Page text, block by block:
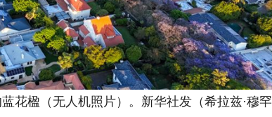
楹（无人机照片）。新华社发（希拉兹·穆罕